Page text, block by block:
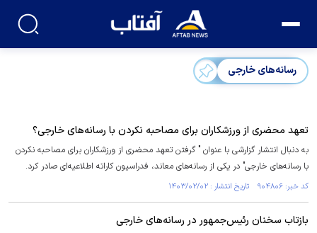
رسانه‌های خارجی
تعهد محضری از ورزشکاران برای مصاحبه نکردن با رسانه‌های خارجی؟
به دنبال انتشار گزارشی با عنوان " گرفتن تعهد محضری از ورزشکاران برای مصاحبه نکردن
با رسانه‌های خارجی" در یکی از رسانه‌های معاند، فدراسیون کاراته اطلاعیه‌ای صادر کرد.
کد خبر: ۹۰۴۸۰۶ تاریخ انتشار : ۱۴۰۳/۰۲/۰۲
بازتاب سخنان رئیس‌جمهور در رسانه‌های خارجی